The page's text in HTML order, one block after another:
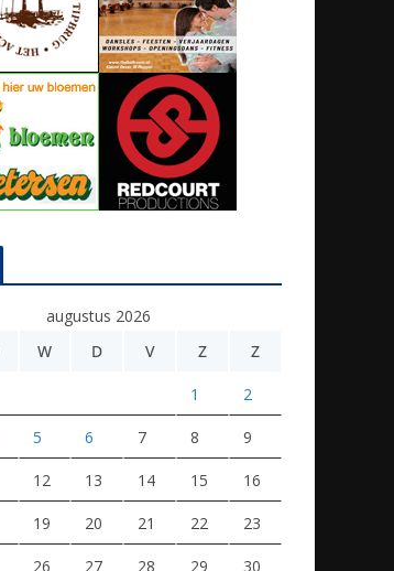
augustus 2026
W D V Z Z
1 2
5 6 7 8 9
12 13 14 15 16
19 20 21 22 23
26 27 28 29 30